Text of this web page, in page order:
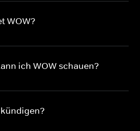
WOW?
ich WOW schauen?